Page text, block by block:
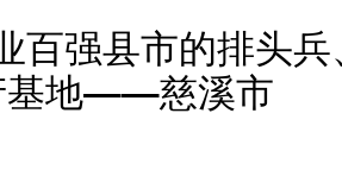
百强县市的排头兵
基地——慈溪市